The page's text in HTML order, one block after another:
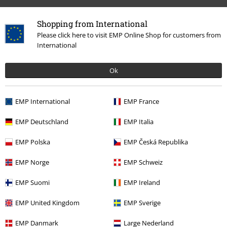
Shopping from International
Please click here to visit EMP Online Shop for customers from
International
Ok
EMP International EMP France
EMP Deutschland EMP Italia
EMP Polska EMP Česká Republika
EMP Norge EMP Schweiz
EMP Suomi EMP Ireland
EMP United Kingdom EMP Sverige
EMP Danmark Large Nederland
More categories. More options.
Tema Gaveidéer Musik fans
Band Merch Top Bands Sleep Token
Band Merch Genre Metalcore
Nyheder Bolig & fritid Husholdning Køkkenudstyr